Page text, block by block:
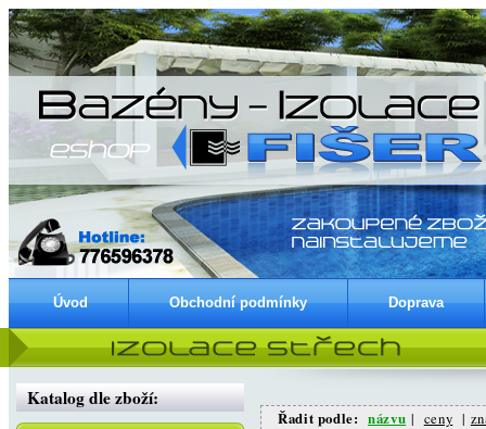
Úvod Obchodní podmínky Doprava
Katalog dle zboží:
Řadit podle: názvu | ceny |